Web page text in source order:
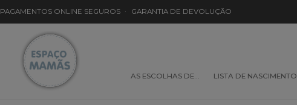
PAGAMENTOS ONLINE SEGUROS · GARANTIA DE DEVOLUÇÃO
AS ESCOLHAS DE… LISTA DE NASCIMENTO